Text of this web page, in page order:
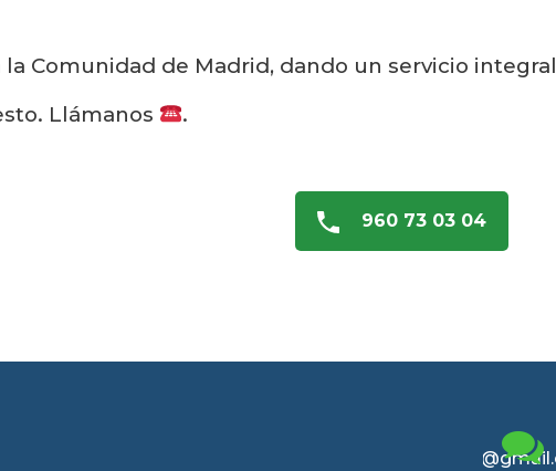
Comunidad de Madrid, dando un servicio
Llámanos
.
960 73 03 04